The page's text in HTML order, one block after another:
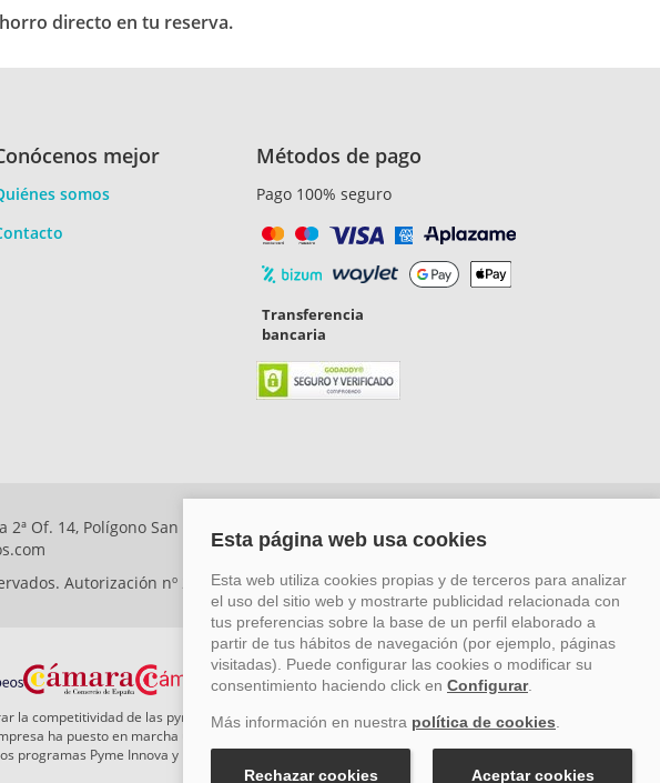
directo en tu reserva.
mejor
somos
Métodos de pago
Pago 100% seguro
Transferencia
bancaria
Of. 14, Polígono San Rafael, Málaga. CP: 29006) Tel: +34 917 815 555 -
Autorización nº 29780-2
la competitividad de las pymes mediante el impulso de la innovación, el desarrollo
ha puesto en marcha un Plan de Acción durante el año 2026 para reforzar su
Pyme Innova y Pyme Cibersegura de la Cámara de Comercio de Málaga.